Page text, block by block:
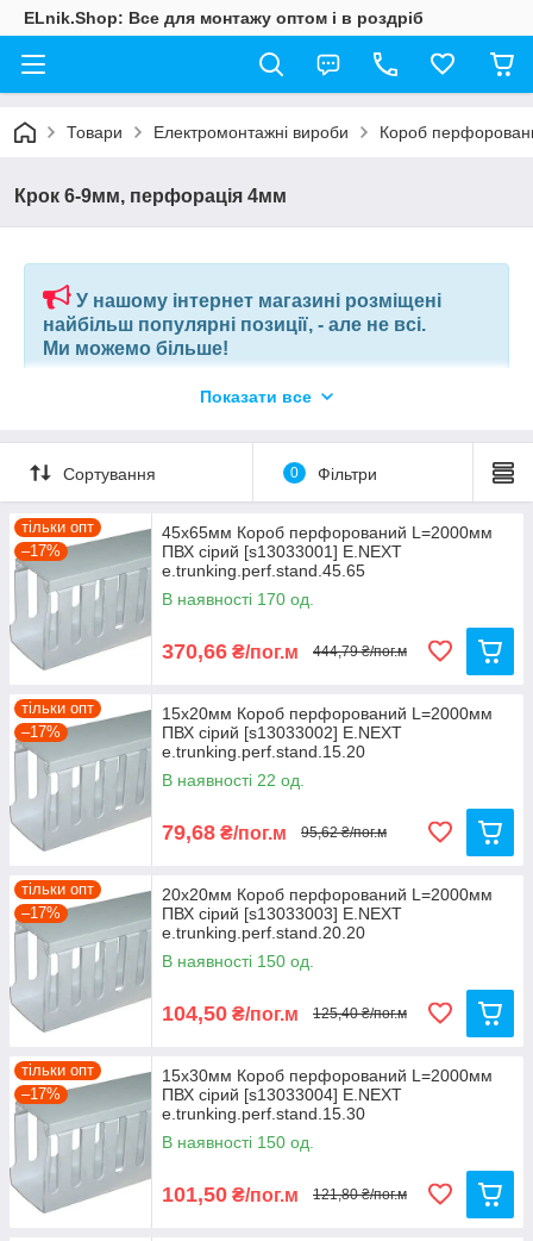
ELnik.Shop: Все для монтажу оптом і в роздріб
Товари Електромонтажні вироби Короб
Крок 6-9мм, перфорація 4мм
У нашому інтернет магазині розміщені
найбільш популярні позиції, - але не всі.
Ми можемо більше!
Якщо ви шукаєте конкретну позицію або заміну товару, який
наші фахівці в короткий термін підберуть вам позиції за
вашим запитом, або аналоги інших виробників.
+380675038212
Ми не просто інтернет-магазин, а велика, оптова,
компанія по комплектації будівельних об'єктів і
виробничих підприємств.
Показати все
Сортування 0 Фільтри
тільки опт
–17%
45x65мм Короб перфорований L=2000мм
ПВХ сірий [s13033001] E.NEXT
e.trunking.perf.stand.45.65
В наявності 170 од.
370,66 ₴/пог.м 444,79 ₴/пог.м
тільки опт
–17%
15x20мм Короб перфорований L=2000мм
ПВХ сірий [s13033002] E.NEXT
e.trunking.perf.stand.15.20
В наявності 22 од.
79,68 ₴/пог.м 95,62 ₴/пог.м
тільки опт
–17%
20x20мм Короб перфорований L=2000мм
ПВХ сірий [s13033003] E.NEXT
e.trunking.perf.stand.20.20
В наявності 150 од.
104,50 ₴/пог.м 125,40 ₴/пог.м
тільки опт
–17%
15x30мм Короб перфорований L=2000мм
ПВХ сірий [s13033004] E.NEXT
e.trunking.perf.stand.15.30
В наявності 150 од.
101,50 ₴/пог.м 121,80 ₴/пог.м